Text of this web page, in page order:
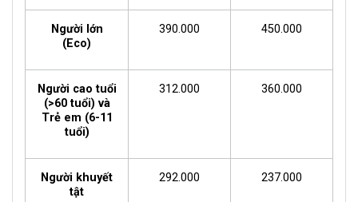
Người lớn
(Eco)
390.000 450.000
Người cao tuổi
(>60 tuổi) và
Trẻ em (6-11
tuổi)
312.000 360.000
Người khuyết
tật
292.000 237.000